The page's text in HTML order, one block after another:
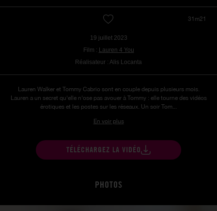
31m21
19 juillet 2023
Film : Lauren 4 You
Réalisateur : Alis Locanta
Lauren Walker et Tommy Cabrio sont en couple depuis plusieurs mois.
Lauren a un secret qu'elle n'ose pas avouer à Tommy : elle tourne des vidéos
érotiques et les postes sur les réseaux. Un soir Tom...
En voir plus
TÉLÉCHARGEZ LA VIDÉO
PHOTOS